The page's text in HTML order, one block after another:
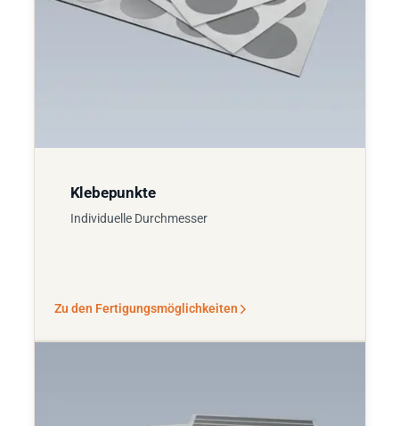
Klebepunkte
Individuelle Durchmesser
Zu den Fertigungsmöglichkeiten